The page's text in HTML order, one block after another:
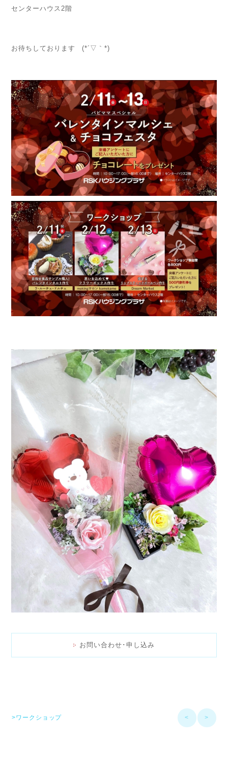
センターハウス2階
お待ちしております (*´▽｀*)
お問い合わせ･申し込み
>ワークショップ < >